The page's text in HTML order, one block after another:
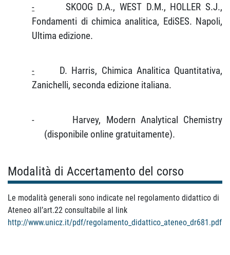
-
SKOOG D.A., WEST D.M., HOLLER S.J.,
Fondamenti di chimica analitica, EdiSES. Napoli,
Ultima edizione.
-
D. Harris, Chimica Analitica Quantitativa,
Zanichelli, seconda edizione italiana.
-
Harvey, Modern Analytical Chemistry
(disponibile online gratuitamente).
Modalità di Accertamento del corso
Le modalità generali sono indicate nel regolamento didattico di
Ateneo all’art.22 consultabile al link
http://www.unicz.it/pdf/regolamento_didattico_ateneo_dr681.pdf